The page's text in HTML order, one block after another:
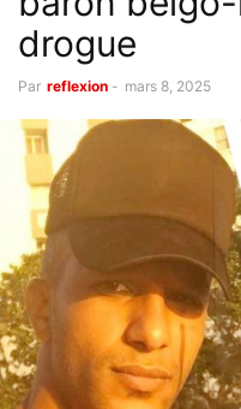
drogue
Par reflexion - mars 8, 2025